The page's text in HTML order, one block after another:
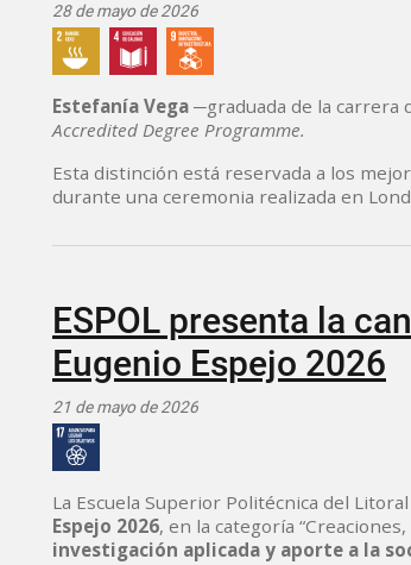
28 de mayo de 2026
Estefanía Vega ─graduada de la carrera
Accredited Degree Programme.
Esta distinción está reservada a los
durante una ceremonia realizada en
ESPOL presenta la
Eugenio Espejo 2026
21 de mayo de 2026
La Escuela Superior Politécnica del
Espejo 2026, en la categoría
investigación aplicada y aporte a la